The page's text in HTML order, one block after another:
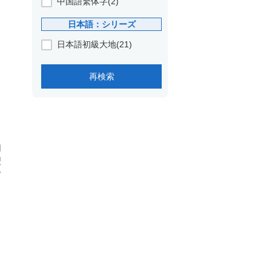
日本語：シリーズ
日本語初級大地(21)